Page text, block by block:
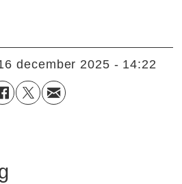
december 2025 - 14:22